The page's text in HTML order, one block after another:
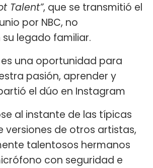
Talent”, que se transmitió el
por NBC, no
legado familiar.
una oportunidad para
pasión, aprender y
el dúo en Instagram
al instante de las típicas
versiones de otros artistas,
talentosos hermanos
con seguridad e